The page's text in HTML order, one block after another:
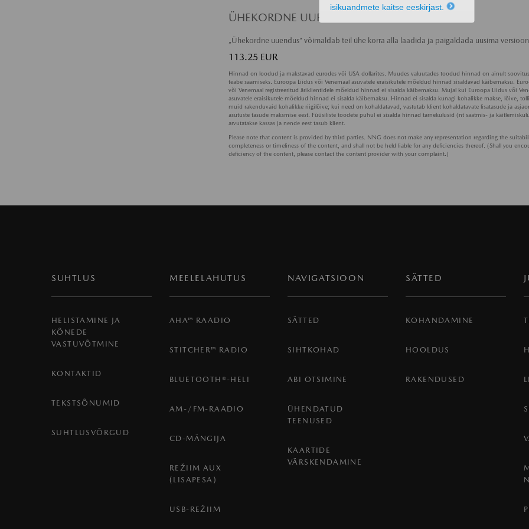
ÜHEKORDNE UUENDUS:
„Ühekordne uuendus” võimaldab teil ühe korra alla laadida ja paigaldada uusima
113.25 EUR
Hinnad on loodud ja makstavad eurodes või USA dollarites. Muudes valuutades toodud hinnad on ainult
teabe saamiseks. Euroopa Liidus või Venemaal asuvatele eraisikutele mõeldud hinnad sisaldavad käibemaksu.
või Venemaal registreeritud äriklientidele mõeldud hinnad ei sisalda käibemaksu. Mujal kui Euroopa Liidus või
asuvatele eraisikutele mõeldud hinnad ei sisalda käibemaksu. Hinnad ei sisalda kunagi kohalikke makse, lõive,
muid rakenduvaid kohalikke riigilõive; kui need on kohaldatavad, vastutab klient kohaldatavate lisatasude ja
asutuste tasude maksmise eest. Füüsiliste toodete puhul ei sisalda hinnad tarnekulusid (nt saatmis- ja
arvutatakse kassas ja nende eest tasub klient.
Please note that content is provided by third parties. NNG does not make any representation regarding the
completeness or timeliness of the content, and shall not be held liable for any deficiencies thereof. (Shall you
deficiency of the content, please contact the content provider with your complaint.)
SUHTLUS
HELISTAMINE JA
KÕNEDE
VASTUVÕTMINE
KONTAKTID
TEKSTSÕNUMID
SUHTLUSVÕRGUD
MEELELAHUTUS
AHA™ RAADIO
STITCHER™ RADIO
BLUETOOTH®-HELI
AM-/FM-RAADIO
CD-MÄNGIJA
REŽIIM AUX
(LISAPESA)
USB-REŽIIM
NAVIGATSIOON
SÄTTED
SIHTKOHAD
ABI OTSIMINE
ÜHENDATUD
TEENUSED
KAARTIDE
VÄRSKENDAMINE
SÄTTED
KOHANDAMINE
HOOLDUS
RAKENDUSED
isikuandmete kaitse eeskirjast.